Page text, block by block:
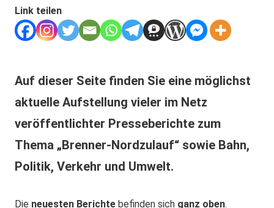
Link teilen
Auf dieser Seite finden Sie eine möglichst
aktuelle Aufstellung vieler im Netz
veröffentlichter Presseberichte zum
Thema „Brenner-Nordzulauf“ sowie Bahn,
Politik, Verkehr und Umwelt.
Die neuesten Berichte befinden sich ganz oben.